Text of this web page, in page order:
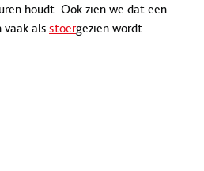
houdt. Ook zien we dat een
als stoergezien wordt.